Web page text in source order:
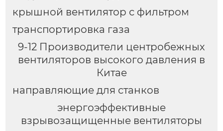
крышной вентилятор с фильтром
транспортировка газа
9-12 Производители центробежных
вентиляторов высокого давления в
Китае
направляющие для станков
энергоэффективные
взрывозащищенные вентиляторы